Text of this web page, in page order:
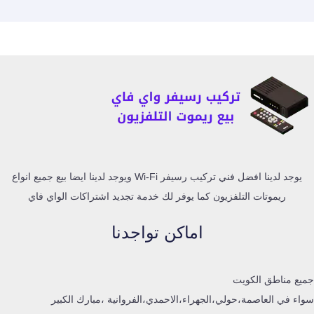
يوجد لدينا افضل فني تركيب رسيفر Wi-Fi ويوجد لدينا ايضا بيع جميع انواع
ريموتات التلفزيون كما يوفر لك خدمة تجديد اشتراكات الواي فاي
اماكن تواجدنا
جميع مناطق الكويت
سواء في العاصمة،حولي،الجهراء،الاحمدي،الفروانية ،مبارك الكبير